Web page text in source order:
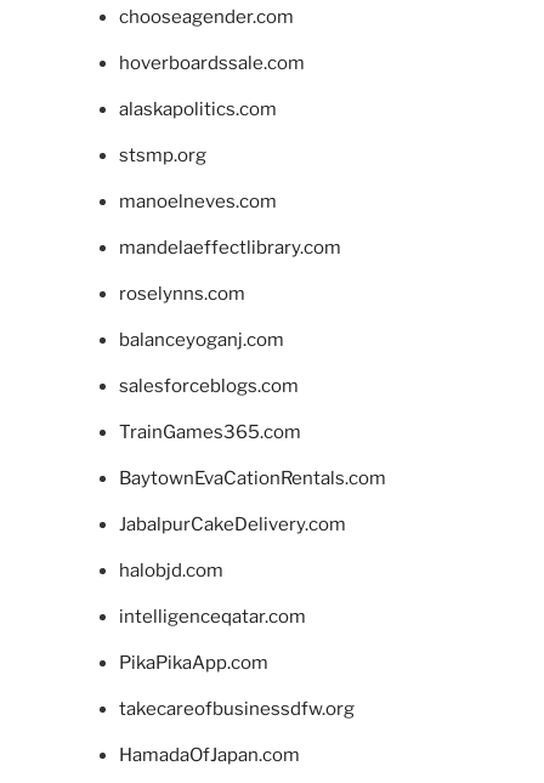
chooseagender.com
hoverboardssale.com
alaskapolitics.com
stsmp.org
manoelneves.com
mandelaeffectlibrary.com
roselynns.com
balanceyoganj.com
salesforceblogs.com
TrainGames365.com
BaytownEvaCationRentals.com
JabalpurCakeDelivery.com
halobjd.com
intelligenceqatar.com
PikaPikaApp.com
takecareofbusinessdfw.org
HamadaOfJapan.com